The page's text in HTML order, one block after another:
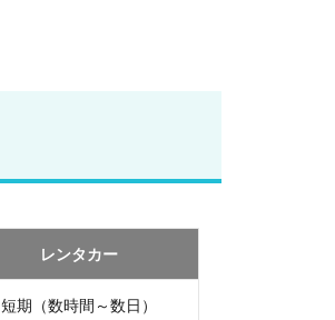
レンタカー
短期（数時間～数日）